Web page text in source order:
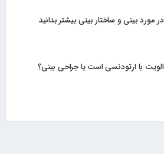
در مورد بینی و ساختار بینی بیشتر بدانید
الویت با ارتودنسی است یا جراحی بینی؟